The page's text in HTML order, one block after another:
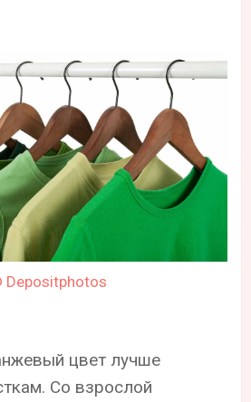
Depositphotos
цвет лучше
Со взрослой